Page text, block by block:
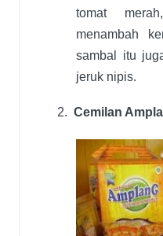
tomat
menambah
sambal itu
jeruk nipis.
2. Cemilan